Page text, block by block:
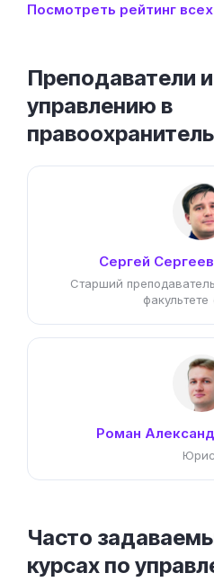
Посмотреть рейтинг
Преподаватели
управлению в
Сергей
Старший
Роман
Часто
курсах по